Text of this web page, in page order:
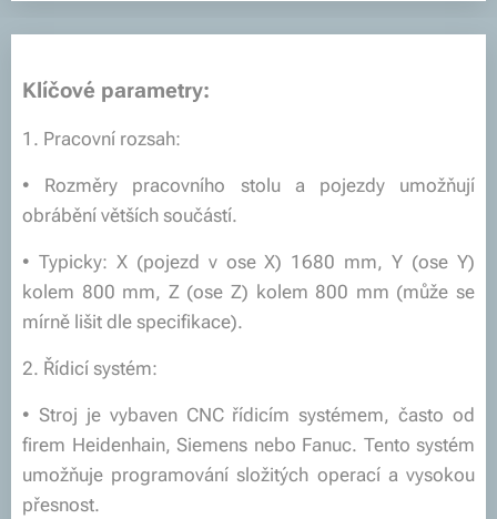
Klíčové parametry:
1. Pracovní rozsah:
• Rozměry pracovního stolu a pojezdy umožňují
obrábění větších součástí.
• Typicky: X (pojezd v ose X) 1680 mm, Y (ose Y)
kolem 800 mm, Z (ose Z) kolem 800 mm (může se
mírně lišit dle specifikace).
2. Řídicí systém:
• Stroj je vybaven CNC řídicím systémem, často od
firem Heidenhain, Siemens nebo Fanuc. Tento systém
umožňuje programování složitých operací a vysokou
přesnost.